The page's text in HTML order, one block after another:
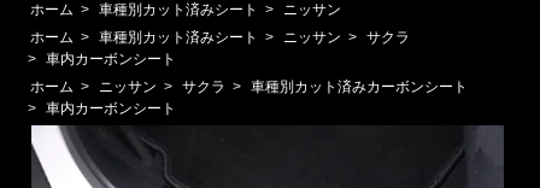
ホーム > 車種別カット済みシート >
ニッサン
ホーム > 車種別カット済みシート > ニッサン > サクラ
> 車内カーボンシート
ホーム > ニッサン > サクラ > 車種別カット済みカーボンシート
> 車内カーボンシート